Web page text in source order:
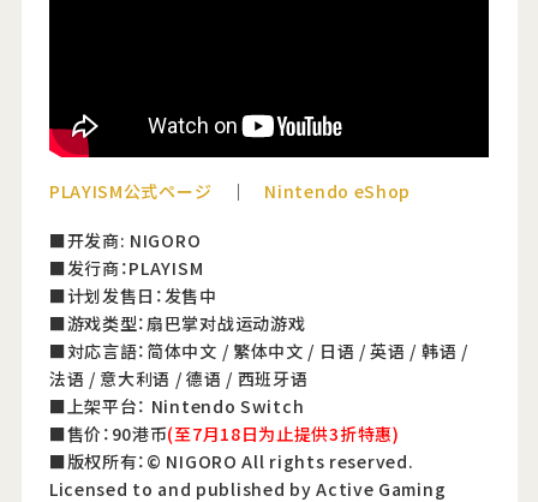
PLAYISM公式ページ ｜ Nintendo eShop
■开发商: NIGORO
■发行商：PLAYISM
■计划发售日：发售中
■游戏类型：扇巴掌对战运动游戏
■対応言語：简体中文 / 繁体中文 / 日语 / 英语 / 韩语 /
法语 / 意大利语 / 德语 / 西班牙语
■上架平台： Nintendo Switch
■售价：90港币(至7月18日为止提供3折特惠)
■版权所有：© NIGORO All rights reserved.
Licensed to and published by Active Gaming